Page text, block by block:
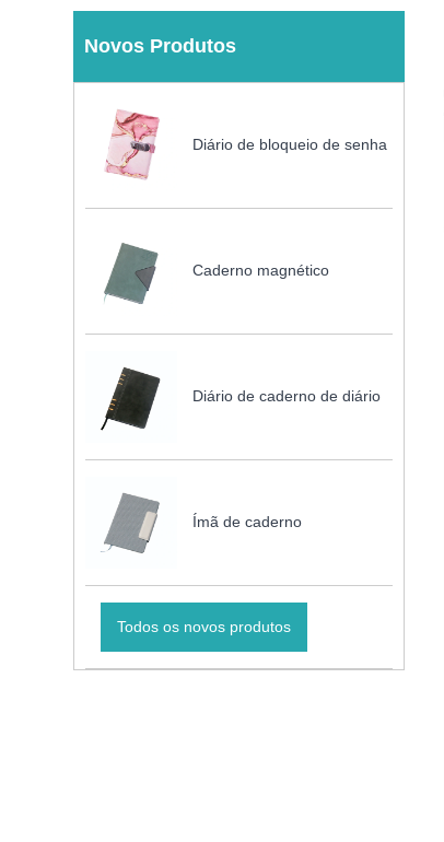
Novos Produtos
Diário de bloqueio de senha
Caderno magnético
Diário de caderno de diário
Ímã de caderno
Todos os novos produtos